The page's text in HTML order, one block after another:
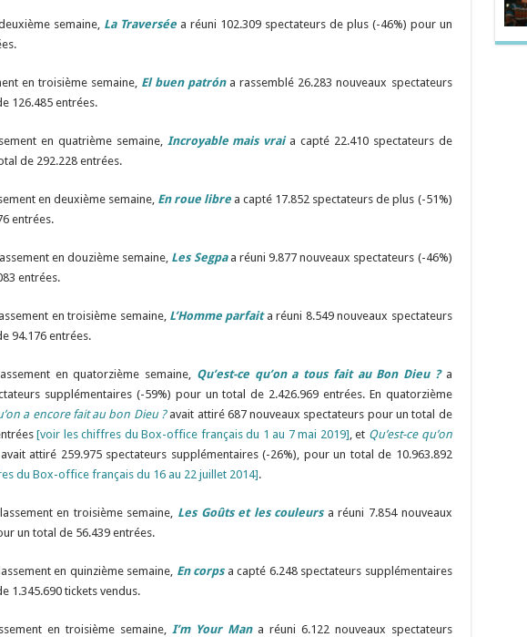
semaine, La Traversée a réuni 102.309 spectateurs de plus (-46%) pour un
en troisième semaine, El buen patróna rassemblé 26.283 nouveaux spectateurs
126.485 entrées.
en quatrième semaine, Incroyable mais vraia capté 22.410 spectateurs de
de 292.228 entrées.
en deuxième semaine, En roue libre a capté 17.852 spectateurs de plus (-51%)
entrées.
en douzième semaine, Les Segpaa réuni 9.877 nouveaux spectateurs (-46%)
entrées.
en troisième semaine, L’Homme parfaita réuni 8.549 nouveaux spectateurs
94.176 entrées.
en quatorzième semaine, Qu’est-ce qu’on a tous fait au Bon Dieu ? a
supplémentaires (-59%) pour un total de 2.426.969 entrées. En quatorzième
a encore fait au bon Dieu ?avait attiré 687 nouveaux spectateurs pour un total de
[voir les chiffres du Box-office français du 1 au 7 mai 2019] , et Qu’est-ce qu’on
attiré 259.975 spectateurs supplémentaires (-26%), pour un total de 10.963.892
du Box-office français du 16 au 22 juillet 2014].
en troisième semaine, Les Goûts et les couleursa réuni 7.854 nouveaux
un total de 56.439 entrées.
en quinzième semaine, En corpsa capté 6.248 spectateurs supplémentaires
1.345.690 tickets vendus.
en troisième semaine, I’m Your Mana réuni 6.122 nouveaux spectateurs